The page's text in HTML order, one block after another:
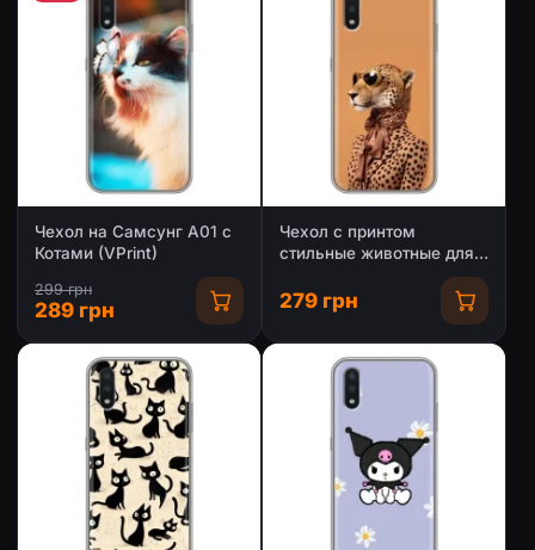
Чехол на Самсунг А01 с
Котами (VPrint)
299 грн
289 грн
Чехол с принтом
стильные животные для
279 грн